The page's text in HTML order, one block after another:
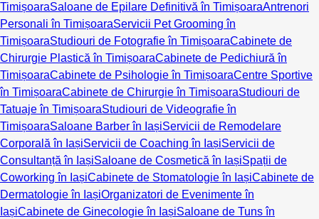
TimișoaraSaloane de Epilare Definitivă în TimișoaraAntrenori
Personali în TimișoaraServicii Pet Grooming în
TimișoaraStudiouri de Fotografie în TimișoaraCabinete de
Chirurgie Plastică în TimișoaraCabinete de Pedichiură în
TimișoaraCabinete de Psihologie în TimișoaraCentre Sportive
în TimișoaraCabinete de Chirurgie în TimișoaraStudiouri de
Tatuaje în TimișoaraStudiouri de Videografie în
TimișoaraSaloane Barber în IașiServicii de Remodelare
Corporală în IașiServicii de Coaching în IașiServicii de
Consultanță în IașiSaloane de Cosmetică în IașiSpații de
Coworking în IașiCabinete de Stomatologie în IașiCabinete de
Dermatologie în IașiOrganizatori de Evenimente în
IașiCabinete de Ginecologie în IașiSaloane de Tuns în